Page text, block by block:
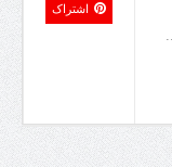
اشتراک